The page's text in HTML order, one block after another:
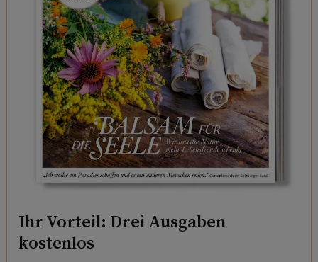
Ihr Vorteil: Drei Ausgaben
kostenlos